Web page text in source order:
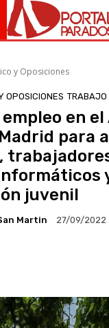
y Oposiciones
OPOSICIONES TRABAJO
en
para
juvenil
Martin 27/09/2022